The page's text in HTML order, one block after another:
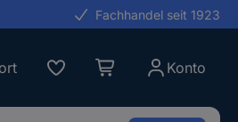
Fachhandel seit 1923
Konto